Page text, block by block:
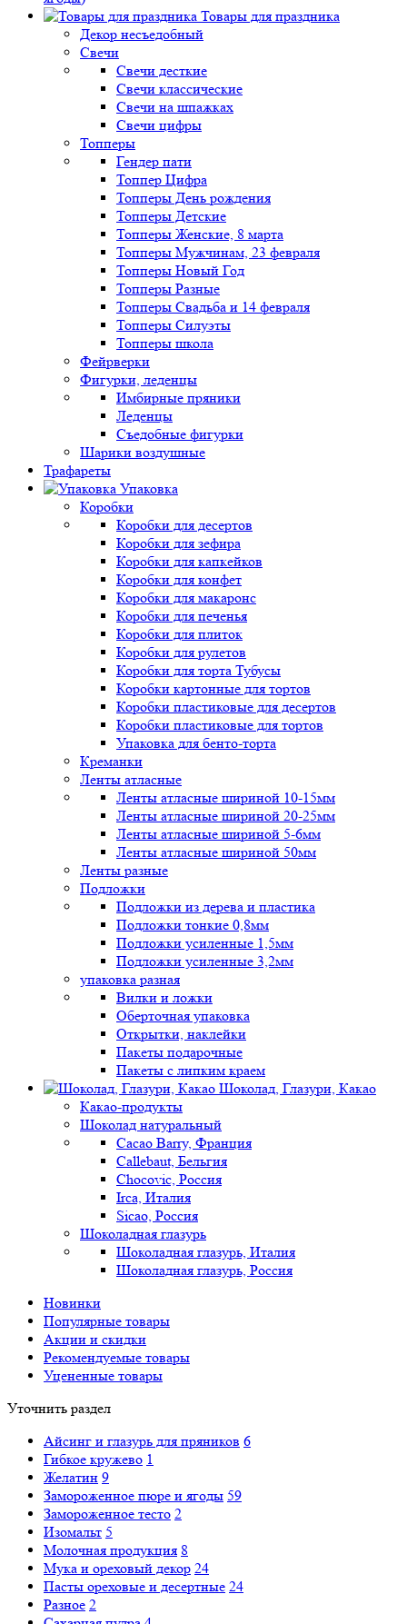
Товары для праздника
Декор несъедобный
Свечи
Свечи десткие
Свечи классические
Свечи на шпажках
Свечи цифры
Топперы
Гендер пати
Топпер Цифра
Топперы День рождения
Топперы Детские
Топперы Женские, 8 марта
Топперы Мужчинам, 23 февраля
Топперы Новый Год
Топперы Разные
Топперы Свадьба и 14 февраля
Топперы Силуэты
Топперы школа
Фейрверки
Фигурки, леденцы
Имбирные пряники
Леденцы
Съедобные фигурки
Шарики воздушные
Трафареты
Упаковка
Коробки
Коробки для десертов
Коробки для зефира
Коробки для капкейков
Коробки для конфет
Коробки для макаронс
Коробки для печенья
Коробки для плиток
Коробки для рулетов
Коробки для торта Тубусы
Коробки картонные для тортов
Коробки пластиковые для десертов
Коробки пластиковые для тортов
Упаковка для бенто-торта
Креманки
Ленты атласные
Ленты атласные шириной 10-15мм
Ленты атласные шириной 20-25мм
Ленты атласные шириной 5-6мм
Ленты атласные шириной 50мм
Ленты разные
Подложки
Подложки из дерева и пластика
Подложки тонкие 0,8мм
Подложки усиленные 1,5мм
Подложки усиленные 3,2мм
упаковка разная
Вилки и ложки
Оберточная упаковка
Открытки, наклейки
Пакеты подарочные
Пакеты с липким краем
Шоколад, Глазури, Какао
Какао-продукты
Шоколад натуральный
Cacao Barry, Франция
Callebaut, Бельгия
Chocovic, Россия
Irca, Италия
Sicao, Россия
Шоколадная глазурь
Шоколадная глазурь, Италия
Шоколадная глазурь, Россия
Новинки
Популярные товары
Акции и скидки
Рекомендуемые товары
Уцененные товары
Уточнить раздел
Айсинг и глазурь для пряников 6
Гибкое кружево 1
Желатин 9
Замороженное пюре и ягоды 59
Замороженное тесто 2
Изомальт 5
Молочная продукция 8
Мука и ореховый декор 24
Пасты ореховые и десертные 24
Разное 2